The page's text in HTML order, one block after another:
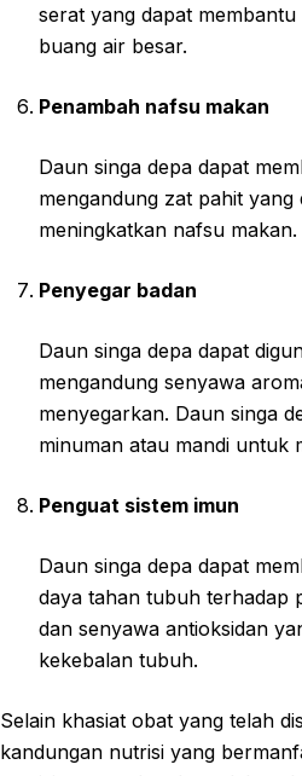
serat yang dapat
buang air besar.
Penambah nafsu makan
Daun singa depa dapat
mengandung zat pahit
meningkatkan nafsu makan.
Penyegar badan
Daun singa depa dapat
mengandung senyawa
menyegarkan. Daun singa
minuman atau mandi untuk
Penguat sistem imun
Daun singa depa dapat
daya tahan tubuh terhadap
dan senyawa antioksidan
kekebalan tubuh.
Selain khasiat obat yang telah
kandungan nutrisi yang